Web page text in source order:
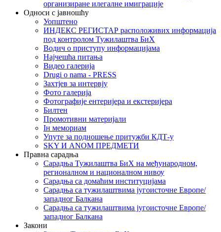
организиране илегалне имиграције
Односи с јавношћу
Уопштено
ИНДЕКС РЕГИСТАР расположивих информација
под контролом Тужилаштва БиХ
Водич о приступу информацијама
Најчешћа питања
Видео галерија
Drugi o nama - PRESS
Захтјев за интервју
Фото галерија
Фотографије ентеријера и екстеријера
Билтен
Промотивни материјали
Iн мемориам
Упуте за подношење притужби КДТ-у
SKY И ANOM ПРЕДМЕТИ
Правна сарадња
Сарадња Тужилаштва БиХ на међународном,
регионалном и националном нивоу
Сарадња са домаћим институцијама
Сарадња са тужилаштвима југоисточне Европе/
западног Балкана
Сарадња са тужилаштвима југоисточне Европе/
западног Балкана
Закони